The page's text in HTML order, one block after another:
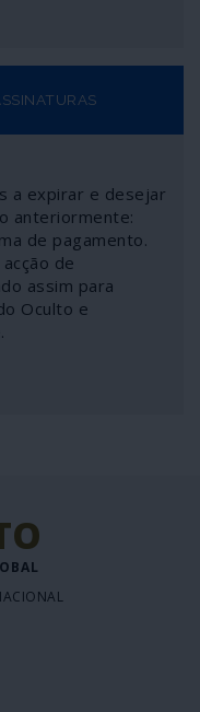
a expirar e desejar
anteriormente:
de pagamento.
de
assim para
Oculto e